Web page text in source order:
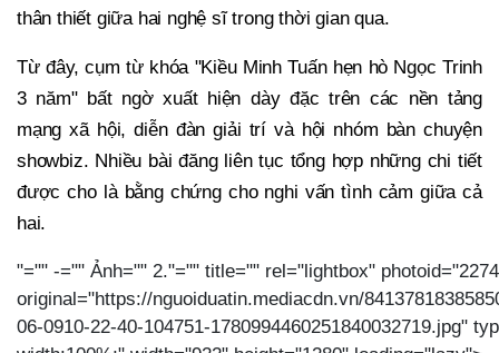
thân thiết giữa hai nghệ sĩ trong thời gian qua.
Từ đây, cụm từ khóa "Kiều Minh Tuấn hẹn hò Ngọc Trinh
3 năm" bất ngờ xuất hiện dày đặc trên các nền tảng
mạng xã hội, diễn đàn giải trí và hội nhóm bàn chuyện
showbiz. Nhiều bài đăng liên tục tổng hợp những chi tiết
được cho là bằng chứng cho nghi vấn tình cảm giữa cả
hai.
"="" -="" Ảnh="" 2."="" title="" rel="lightbox"
original="https://nguoiduatin.mediacdn.vn/
06-0910-22-40-104751-1780994460251840032719.jpg"